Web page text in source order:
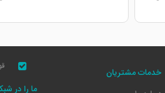
خدمات مشتریان
ما را در